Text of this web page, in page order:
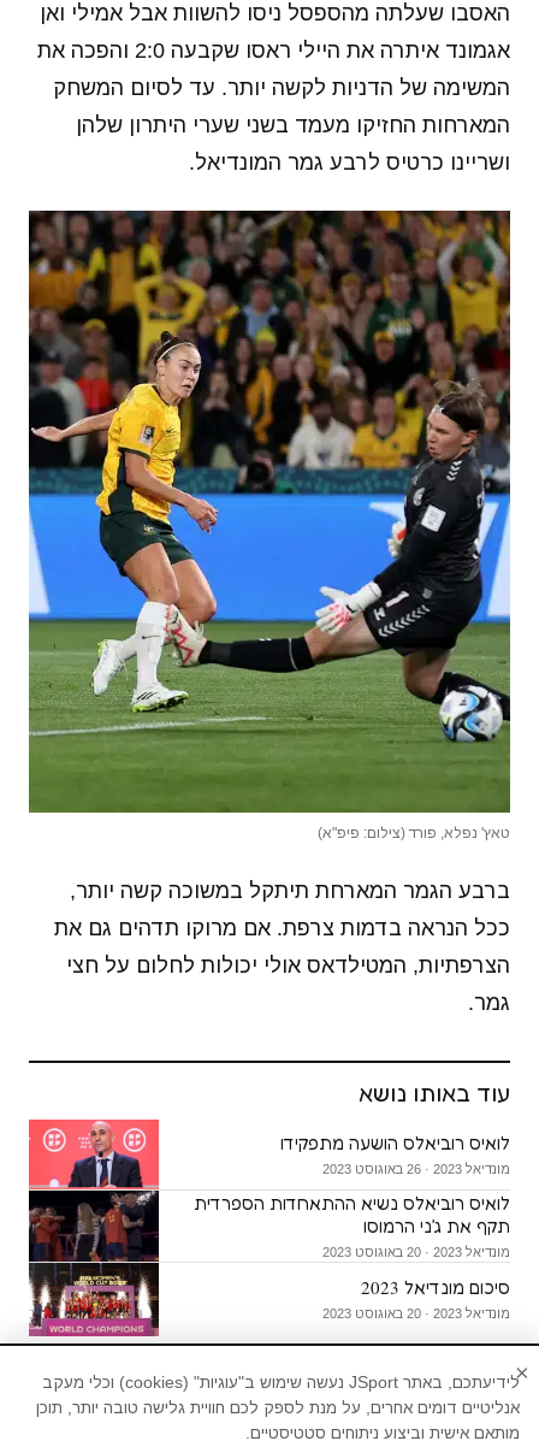
האסבו שעלתה מהספסל ניסו להשוות אבל אמילי ואן
אגמונד איתרה את היילי ראסו שקבעה 2:0 והפכה את
המשימה של הדניות לקשה יותר. עד לסיום המשחק
המארחות החזיקו מעמד בשני שערי היתרון שלהן
ושריינו כרטיס לרבע גמר המונדיאל.
טאץ' נפלא, פורד (צילום: פיפ"א)
ברבע הגמר המארחת תיתקל במשוכה קשה יותר,
ככל הנראה בדמות צרפת. אם מרוקו תדהים גם את
הצרפתיות, המטילדאס אולי יכולות לחלום על חצי
גמר.
עוד באותו נושא
לואיס רוביאלס הושעה מתפקידו
מונדיאל 2023 · 26 באוגוסט 2023
לואיס רוביאלס נשיא ההתאחדות הספרדית
תקף את ג׳ני הרמוסו
מונדיאל 2023 · 20 באוגוסט 2023
סיכום מונדיאל 2023
מונדיאל 2023 · 20 באוגוסט 2023
חדשות ספורט, עדכוני ספורט, תוצאות ספורט,טורי
×
לידיעתכם, באתר JSport נעשה שימוש ב"עוגיות" (cookies) וכלי מעקב
אנליטיים דומים אחרים, על מנת לספק לכם חוויית גלישה טובה יותר, תוכן
מותאם אישית וביצוע ניתוחים סטטיסטיים.